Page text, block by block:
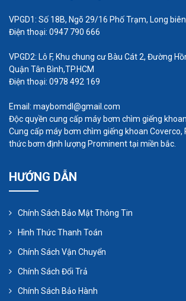
bao gồm máy bơm trục vít đơn, máy
hai chiều, và máy bơm trục vít ba
ưu nhược điểm và ứng dụng riêng.
Bảo dưỡng:Bảo dưỡng định kỳ là
máy bơm trục vít hoạt động hiệu quả
tuổi thọ của máy. Việc kiểm tra và
phận hao mòn đúng cách là một
VPGD1: Số 18B, Ngõ 29/16 Phố Trạm, Long
Điện thoại: 0947 790 666
VPGD2: Lô F, Khu chung cư Bàu Cát 2, Đường
Quận Tân Bình,TP.HCM
Điện thoại: 0978 492 169
Email: maybomdl@gmail.com
Độc quyền cung cấp máy bơm chìm giếng
Cung cấp máy bơm chìm giếng khoan Coverco,
thức bơm định lượng Prominent tại miền bắc.
HƯỚNG DẪN
Chính Sách Bảo Mật Thông Tin
Hình Thức Thanh Toán
Chính Sách Vận Chuyển
Chính Sách Đổi Trả
Chính Sách Bảo Hành